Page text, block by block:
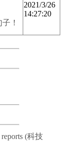
！
2021/3/26
14:27:20
reports (科技